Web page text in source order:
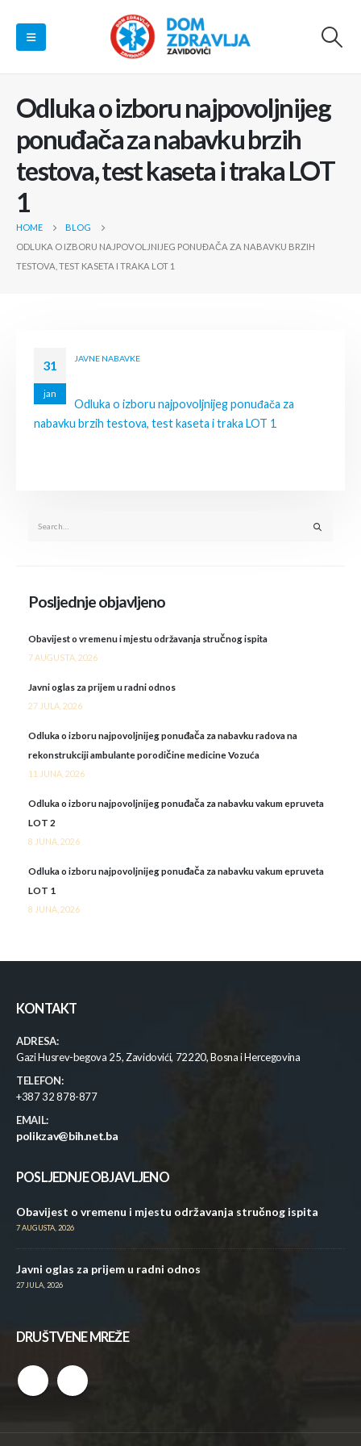
Odluka o izboru najpovoljnijeg
ponuđača za nabavku brzih
testova, test kaseta i traka LOT
1
HOME
BLOG
ODLUKA O IZBORU NAJPOVOLJNIJEG PONUĐAČA ZA NABAVKU BRZIH
TESTOVA, TEST KASETA I TRAKA LOT 1
31
jan
JAVNE NABAVKE
Odluka o izboru najpovoljnijeg ponuđača za
nabavku brzih testova, test kaseta i traka LOT 1
Posljednje objavljeno
Obavijest o vremenu i mjestu održavanja stručnog ispita
7 AUGUSTA, 2026
Javni oglas za prijem u radni odnos
27 JULA, 2026
Odluka o izboru najpovoljnijeg ponuđača za nabavku radova na
rekonstrukciji ambulante porodičine medicine Vozuća
11 JUNA, 2026
Odluka o izboru najpovoljnijeg ponuđača za nabavku vakum epruveta
LOT 2
8 JUNA, 2026
Odluka o izboru najpovoljnijeg ponuđača za nabavku vakum epruveta
LOT 1
8 JUNA, 2026
KONTAKT
ADRESA:
Gazi Husrev-begova 25, Zavidovići, 72220, Bosna i Hercegovina
TELEFON:
+387 32 878-877
EMAIL:
polikzav@bih.net.ba
POSLJEDNJE OBJAVLJENO
Obavijest o vremenu i mjestu održavanja stručnog ispita
7 AUGUSTA, 2026
Javni oglas za prijem u radni odnos
27 JULA, 2026
DRUŠTVENE MREŽE